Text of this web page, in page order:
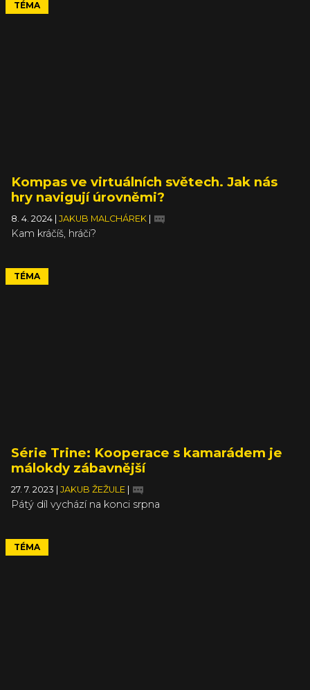
TÉMA
Kompas ve virtuálních světech. Jak nás
hry navigují úrovněmi?
8. 4. 2024 JAKUB MALCHÁREK
Kam kráčíš, hráči?
TÉMA
Série Trine: Kooperace s kamarádem je
málokdy zábavnější
27. 7. 2023 JAKUB ŽEŽULE
Pátý díl vychází na konci srpna
TÉMA